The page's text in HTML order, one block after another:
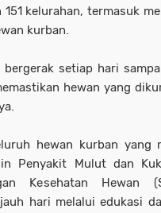
kelurahan, termasuk
kurban.
setiap hari
hewan yang
hewan kurban yang
Penyakit Mulut dan
Kesehatan Hewan
hari melalui edukasi